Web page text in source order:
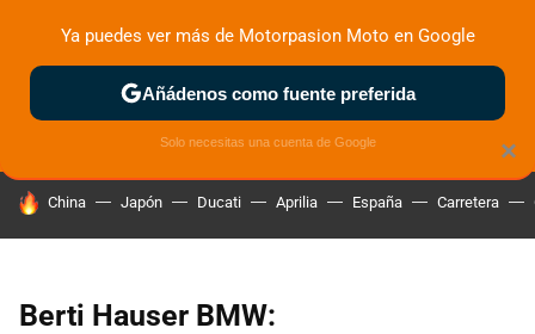
ZONA DE PRUEBAS DEPORTIVAS MOTOS ELÉCTRICAS
HOY SE HABLA DE
China Japón Ducati Aprilia España Carretera
Berti Hauser BMW:
×
Ya puedes ver más de Motorpasion Moto en Google
Añádenos como fuente preferida
Solo necesitas una cuenta de Google